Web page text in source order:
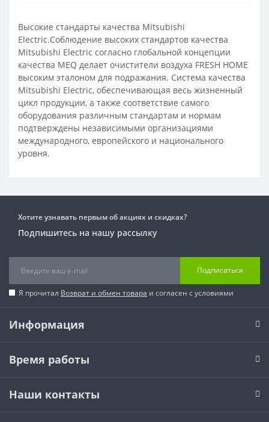
Высокие стандарты качества Mitsubishi
Electric.Соблюдение высоких стандартов качества
Mitsubishi Electric согласно глобальной концепции
качества MEQ делает очистители воздуха FRESH HOME
высоким эталоном для подражания. Система качества
Mitsubishi Electric, обеспечивающая весь жизненный
цикл продукции, а также соответствие самого
оборудования различным стандартам и нормам
подтверждены независимыми организациями
международного, европейского и национального
уровня.
Хотите узнавать первым об акциях и скидках?
Подпишитесь на нашу рассылку
Подписаться
Я прочитал Возврат и обмен товара и согласен с условиями
Информация
Время работы
Наши контакты